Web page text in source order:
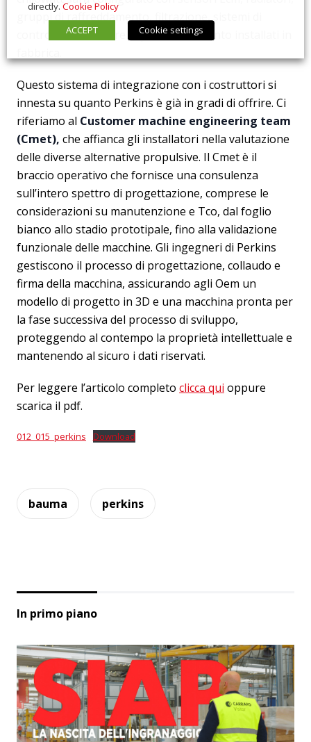
gruppi di raffreddamento, filtrazione, sistemi di
controllo e hardware di post-trattamento installati in
Questo sistema di integrazione con i costruttori si
innesta su quanto Perkins è già in gradi di offrire. Ci
riferiamo al Customer machine engineering team
(Cmet), che affianca gli installatori nella valutazione
delle diverse alternative propulsive. Il Cmet è il
braccio operativo che fornisce una consulenza
sull’intero spettro di progettazione, comprese le
considerazioni su manutenzione e Tco, dal foglio
bianco allo stadio prototipale, fino alla validazione
funzionale delle macchine. Gli ingegneri di Perkins
gestiscono il processo di progettazione, collaudo e
firma della macchina, assicurando agli Oem un
modello di progetto in 3D e una macchina pronta per
la fase successiva del processo di sviluppo,
proteggendo al contempo la proprietà intellettuale e
mantenendo al sicuro i dati riservati.
Per leggere l’articolo completo clicca qui oppure
scarica il pdf.
012_015_perkins Download
bauma perkins
In primo piano
directly. Cookie Policy
ACCEPT
Cookie settings